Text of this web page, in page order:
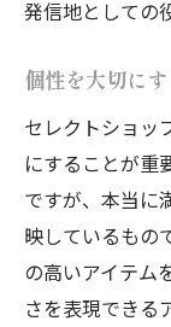
発信地としての
個性を大切に
セレクトショッ
にすることが重
ですが、本当に
映しているもの
の高いアイテム
さを表現できる